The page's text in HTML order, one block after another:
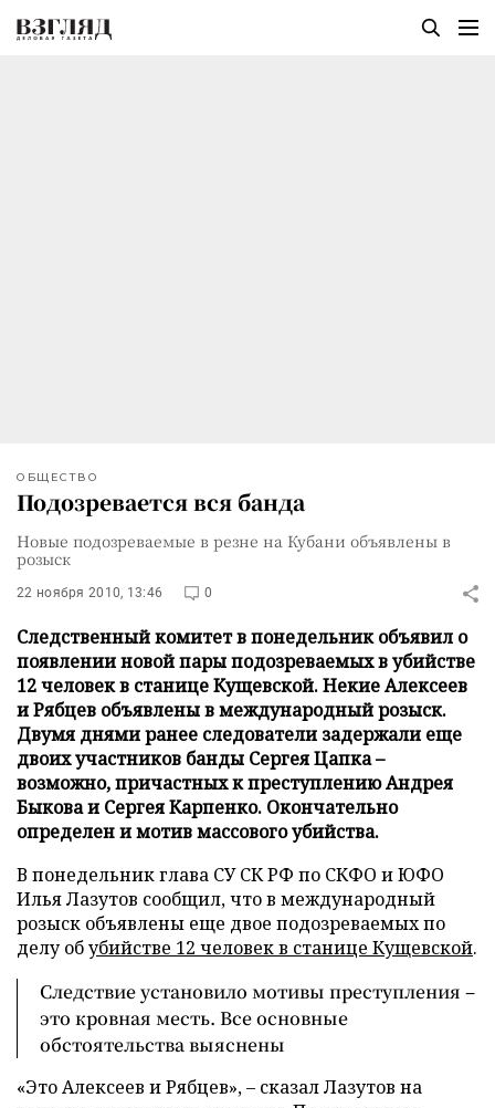
ОБЩЕСТВО
Подозревается вся банда
Новые подозреваемые в резне на Кубани объявлены в
розыск
22 ноября 2010, 13:46 0
Следственный комитет в понедельник объявил о
появлении новой пары подозреваемых в убийстве
12 человек в станице Кущевской. Некие Алексеев
и Рябцев объявлены в международный розыск.
Двумя днями ранее следователи задержали еще
двоих участников банды Сергея Цапка –
возможно, причастных к преступлению Андрея
Быкова и Сергея Карпенко. Окончательно
определен и мотив массового убийства.
В понедельник глава СУ СК РФ по СКФО и ЮФО
Илья Лазутов сообщил, что в международный
розыск объявлены еще двое подозреваемых по
делу обубийстве 12 человек в станице Кущевской.
Следствие установило мотивы преступления –
это кровная месть. Все основные
обстоятельства выяснены
«Это Алексеев и Рябцев»,– сказал Лазутов на